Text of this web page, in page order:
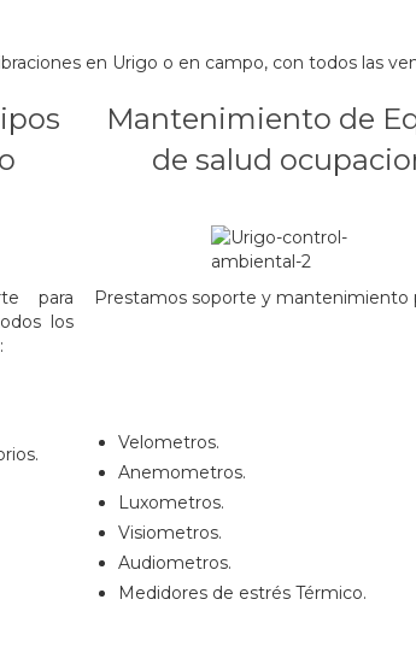
en Urigo o en campo, con todos las
para
los
Mantenimiento de
de salud
Prestamos soporte y mantenimiento
Velometros.
Anemometros.
Luxometros.
Visiometros.
Audiometros.
Medidores de estrés Térmico.